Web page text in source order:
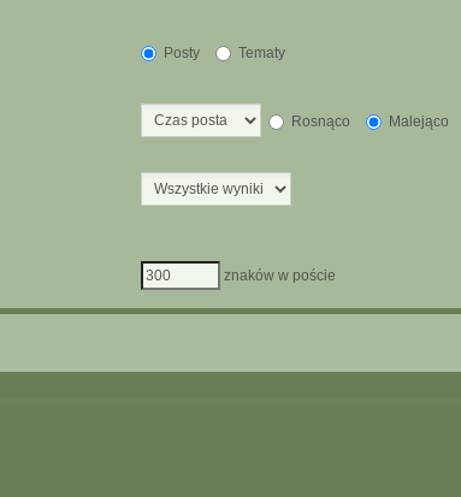
Posty
Tematy
Rosnąco
Malejąco
znaków w poście